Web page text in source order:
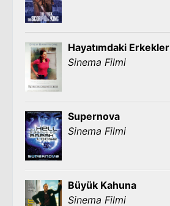
Hayatımdaki Erkekler
Sinema Filmi
Supernova
Sinema Filmi
Büyük Kahuna
Sinema Filmi